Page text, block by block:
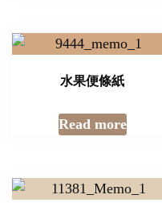
水果便條紙
Read more